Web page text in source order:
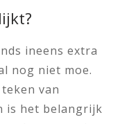
ineens extra
nog niet moe.
van
is het belangrijk